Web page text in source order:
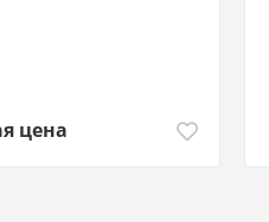
цена